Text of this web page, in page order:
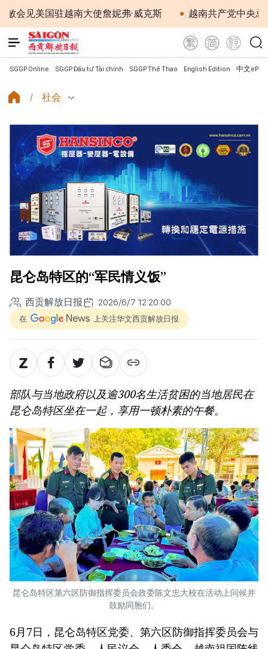
驻越南大使詹妮弗·威克斯 越南共产党中央总书记、国
SGGP Online SGGP Đầu tư Tài chính SGGP Thể Thao English Edition 中文
社会
昆仑岛特区的“军民情义饭”
西贡解放日报 2026/6/7 12:20:00
在 上关注华文西贡解放日报
部队与当地政府以及逾300名生活贫困的当地居民在
昆仑岛特区坐在一起，享用一顿朴素的午餐。
昆仑岛特区第六区防御指挥委员会政委陈文忠大校在活动上问候并
鼓励同胞们。
6月7日，昆仑岛特区党委、第六区防御指挥委员会与